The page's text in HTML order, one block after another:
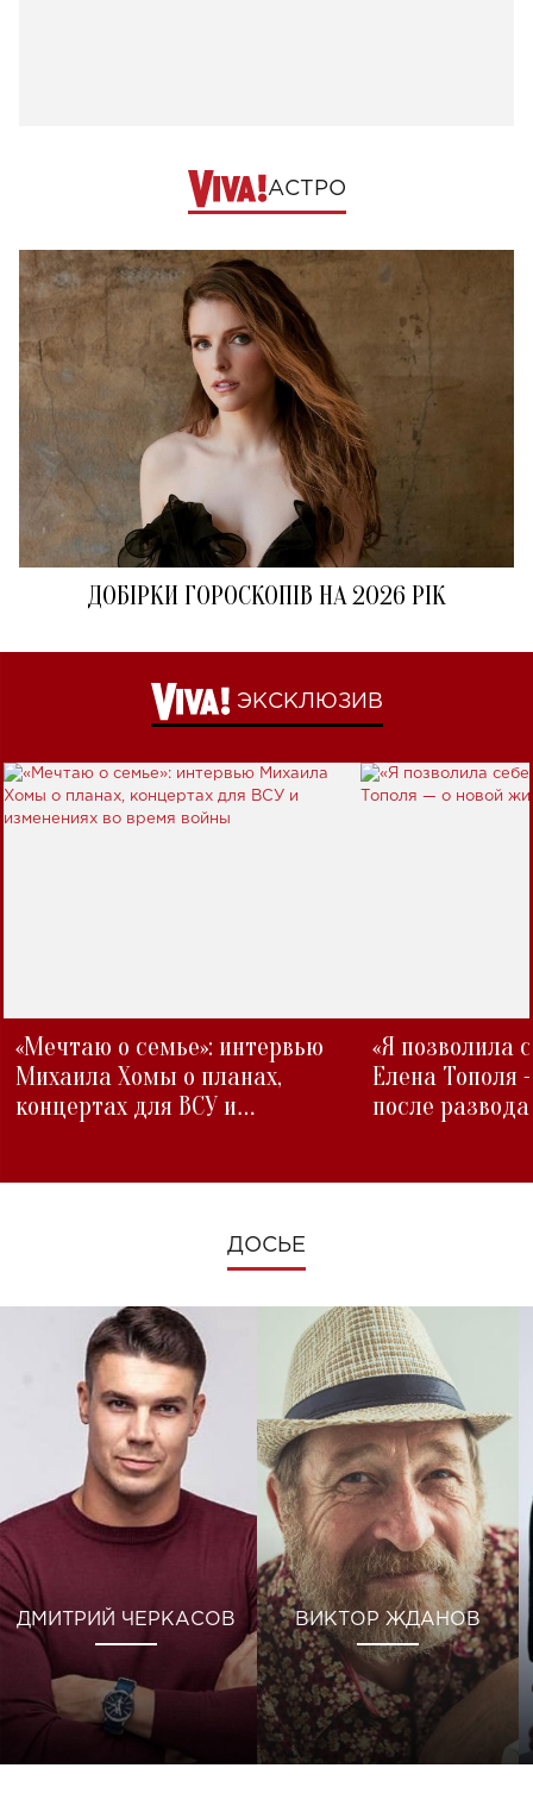
АСТРО
ДОБІРКИ ГОРОСКОПІВ НА 2026 РІК
ЭКСКЛЮЗИВ
«Мечтаю о семье»: интервью
Михаила Хомы о планах,
концертах для ВСУ и
«Я позволила
Елена Тополя
после развода
ДОСЬЕ
ДМИТРИЙ ЧЕРКАСОВ ВИКТОР ЖДАНОВ